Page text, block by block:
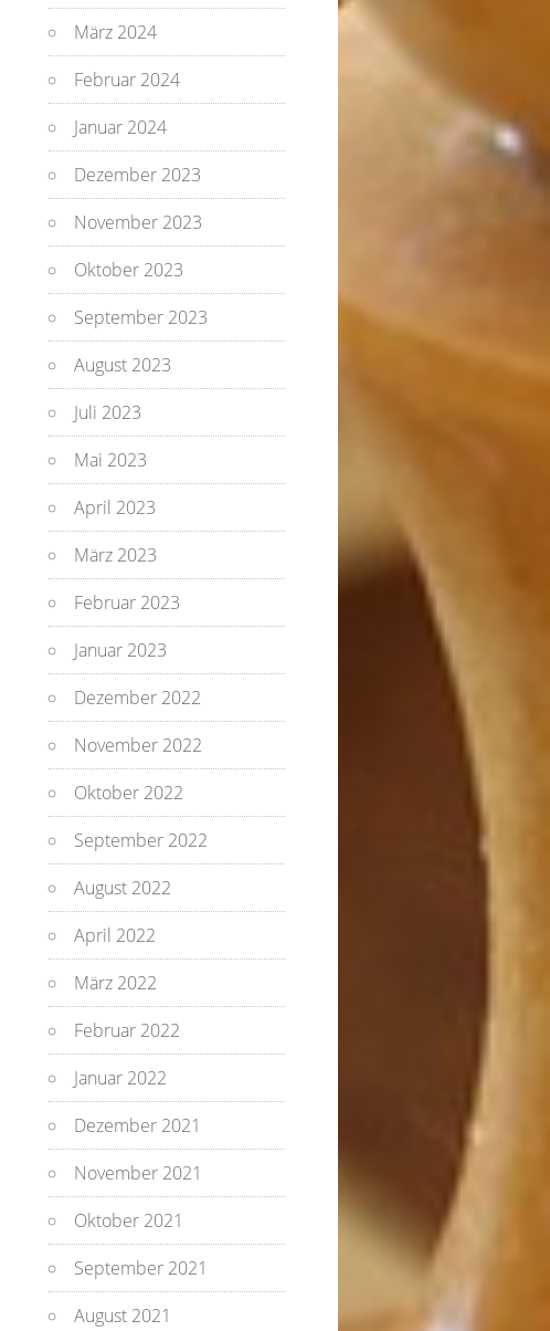
März 2024
Februar 2024
Januar 2024
Dezember 2023
November 2023
Oktober 2023
September 2023
August 2023
Juli 2023
Mai 2023
April 2023
März 2023
Februar 2023
Januar 2023
Dezember 2022
November 2022
Oktober 2022
September 2022
August 2022
April 2022
März 2022
Februar 2022
Januar 2022
Dezember 2021
November 2021
Oktober 2021
September 2021
August 2021